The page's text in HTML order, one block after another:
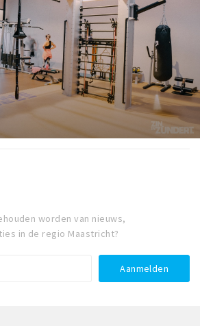
worden van nieuws,
in de regio Maastricht?